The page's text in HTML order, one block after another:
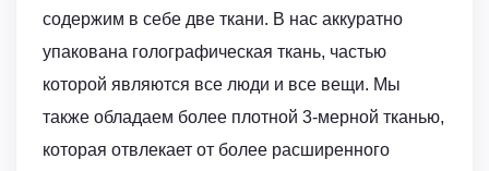
содержим в себе две ткани. В нас аккуратно
упакована голографическая ткань, частью
которой являются все люди и все вещи. Мы
также обладаем более плотной 3-мерной тканью,
которая отвлекает от более расширенного